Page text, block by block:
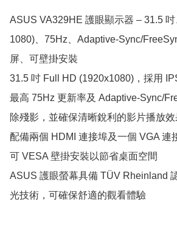
ASUS VA329HE 護眼顯示器 – 31.5
1080)、75Hz、Adaptive-Sync/
屏、可壁掛安裝
31.5 吋 Full HD (1920x1080)，採用
最高 75Hz 更新率及 Adaptive-Sync/
除殘影，並確保清晰銳利的影片播放效
配備兩個 HDMI 連接埠及一個 VGA 連
可 VESA 壁掛安裝以節省桌面空間
ASUS 護眼螢幕具備 TÜV Rheinland
光技術，可確保舒適的觀看體驗